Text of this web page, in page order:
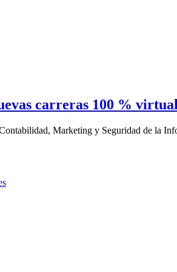
carreras 100 %
Marketing y Seguridad de la